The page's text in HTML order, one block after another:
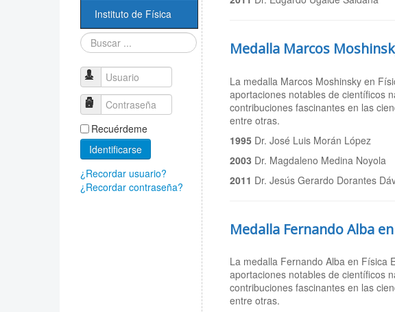
Sociedad Mexicana
de Física
PROMEP
Instituto de Física
Buscar...
Usuario
Contraseña
Recuérdeme
Identificarse
¿Recordar usuario?
¿Recordar contraseña?
Medalla Marcos
La medalla Marcos Moshinsky en
aportaciones notables de científicos
contribuciones fascinantes en las
entre otras.
1995Dr. José Luis Morán López
2003 Dr. Magdaleno Medina Noyola
2011 Dr. Jesús Gerardo Dorantes
Medalla Fernando Alba
La medalla Fernando Alba en Física
aportaciones notables de científicos
contribuciones fascinantes en las
entre otras.